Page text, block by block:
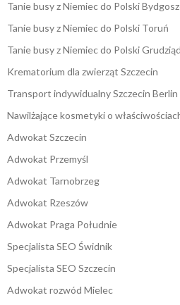
Tanie busy z Niemiec do Polski
Tanie busy z Niemiec do Polski Toruń
Tanie busy z Niemiec do Polski
Krematorium dla zwierząt Szczecin
Transport indywidualny Szczecin Berlin
Nawilżające kosmetyki o
Adwokat Szczecin
Adwokat Przemyśl
Adwokat Tarnobrzeg
Adwokat Rzeszów
Adwokat Praga Południe
Specjalista SEO Świdnik
Specjalista SEO Szczecin
Adwokat rozwód Mielec